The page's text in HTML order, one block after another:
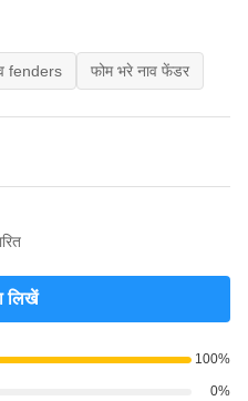
fenders फोम भरे नाव फेंडर
लिखें
100%
0%